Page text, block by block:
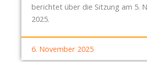
berichtet über die Sitzung am 5.
2025.
6. November 2025